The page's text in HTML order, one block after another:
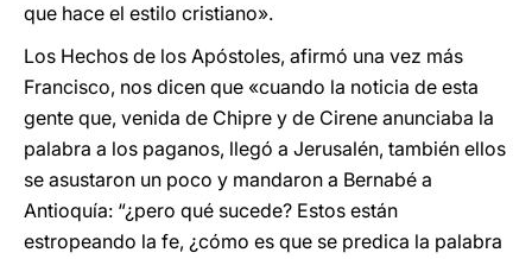
que hace el estilo cristiano».
Los Hechos de los Apóstoles, afirmó una vez más
Francisco, nos dicen que «cuando la noticia de esta
gente que, venida de Chipre y de Cirene anunciaba la
palabra a los paganos, llegó a Jerusalén, también ellos
se asustaron un poco y mandaron a Bernabé a
Antioquía: “¿pero qué sucede? Estos están
estropeando la fe, ¿cómo es que se predica la palabra